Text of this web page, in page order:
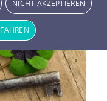
NICHT AKZEPTIEREN